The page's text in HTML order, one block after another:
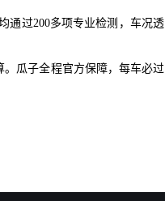
通过200多项专业检测，车况透
。瓜子全程官方保障，每车必过